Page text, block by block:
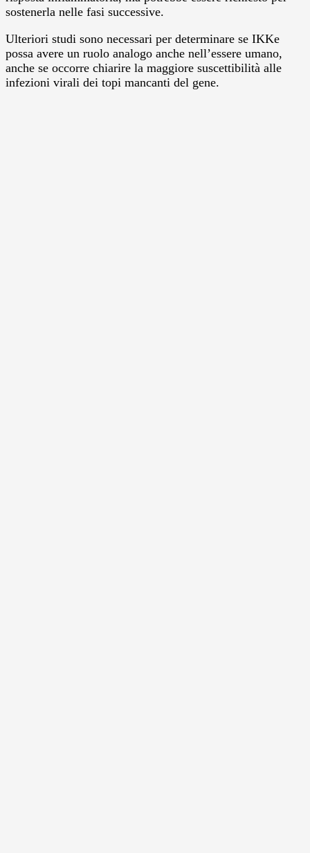
sostenerla nelle fasi successive.
Ulteriori studi sono necessari per determinare se IKKe
possa avere un ruolo analogo anche nell’essere umano,
anche se occorre chiarire la maggiore suscettibilità alle
infezioni virali dei topi mancanti del gene.